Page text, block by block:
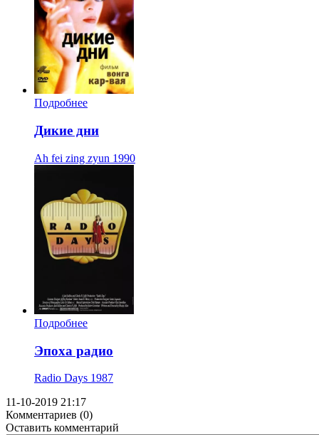
Подробнее
Дикие дни
Ah fei zing zyun 1990
Подробнее
Эпоха радио
Radio Days 1987
11-10-2019 21:17
Комментариев (0)
Оставить комментарий